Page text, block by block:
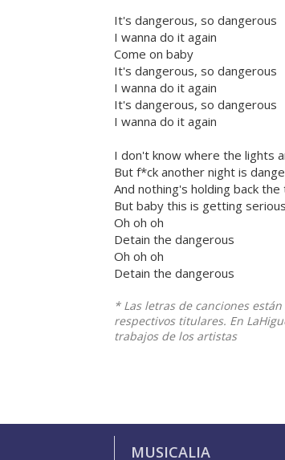
It's dangerous, so dangerous
I wanna do it again
Come on baby
It's dangerous, so dangerous
I wanna do it again
It's dangerous, so dangerous
I wanna do it again
I don't know where the lights
But f*ck another night is
And nothing's holding back
But baby this is getting serious
Oh oh oh
Detain the dangerous
Oh oh oh
Detain the dangerous
* Las letras de canciones
respectivos titulares. En
trabajos de los artistas
MUSICALIA